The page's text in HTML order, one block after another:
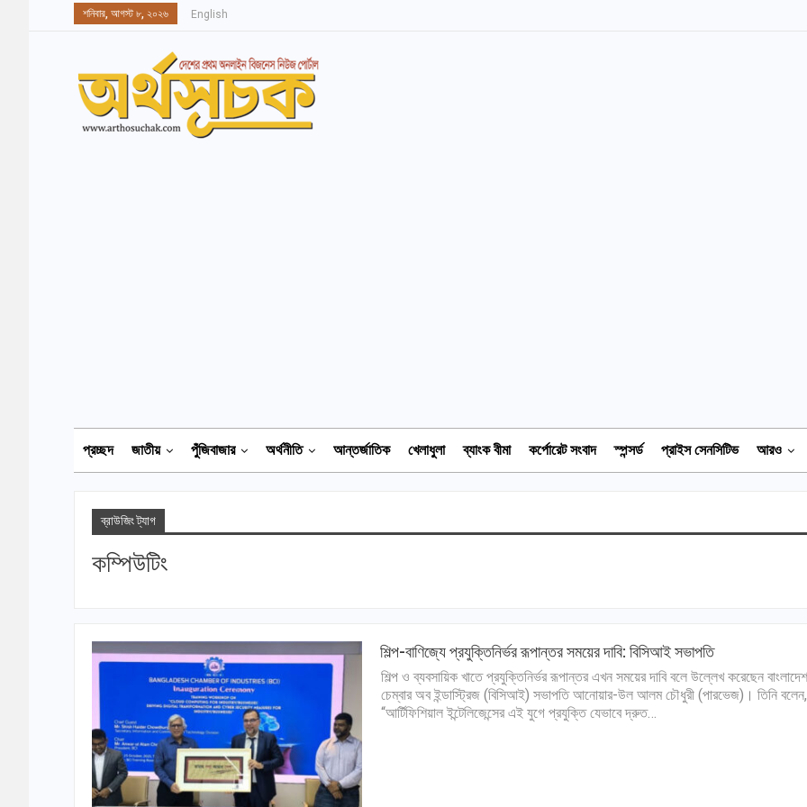
শনিবার, আগস্ট ৮, ২০২৬ English
প্রচ্ছদ জাতীয় পুঁজিবাজার অর্থনীতি আন্তর্জাতিক খেলাধুলা ব্যাংক বীমা কর্পোরেট সংবাদ স্পন্সর্ড প্রাইস সেনসিটিভ আরও
ব্রাউজিং ট্যাগ
কম্পিউটিং
শিল্প-বাণিজ্যে প্রযুক্তিনির্ভর রূপান্তর সময়ের দাবি: বিসিআই সভাপতি
শিল্প ও ব্যবসায়িক খাতে প্রযুক্তিনির্ভর রূপান্তর এখন সময়ের দাবি বলে উল্লেখ করেছেন বাংলাদেশ
চেম্বার অব ইন্ডাস্ট্রিজ (বিসিআই) সভাপতি আনোয়ার-উল আলম চৌধুরী (পারভেজ)। তিনি বলেন,
“আর্টিফিশিয়াল ইন্টেলিজেন্সের এই যুগে প্রযুক্তি যেভাবে দ্রুত…